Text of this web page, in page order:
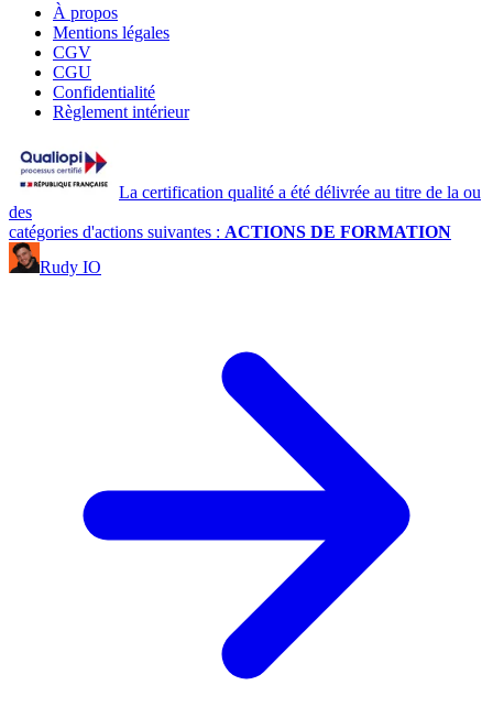
À propos
Mentions légales
CGV
CGU
Confidentialité
Règlement intérieur
La certification qualité a été délivrée au titre de la ou
des
catégories d'actions suivantes : ACTIONS DE FORMATION
Rudy IO